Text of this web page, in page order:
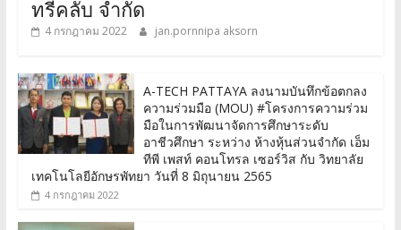
ทรีคลับ จำกัด
4 กรกฎาคม 2022 jan.pornnipa aksorn
A-TECH PATTAYA ลงนามบันทึกข้อตกลง
ความร่วมมือ (MOU) #โครงการความร่วม
มือในการพัฒนาจัดการศึกษาระดับ
อาชีวศึกษา ระหว่าง ห้างหุ้นส่วนจำกัด เอ็ม
ทีพี เพสท์ คอนโทรล เซอร์วิส กับ วิทยาลัย
เทคโนโลยีอักษรพัทยา วันที่ 8 มิถุนายน 2565
4 กรกฎาคม 2022